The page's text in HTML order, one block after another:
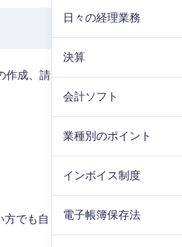
作成、請
方でも自
日々の経理業務
決算
会計ソフト
業種別のポイント
インボイス制度
電子帳簿保存法